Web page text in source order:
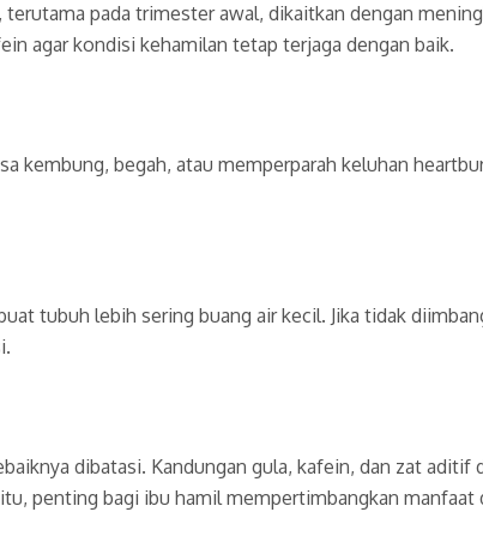
pada trimester awal, dikaitkan dengan
agar kondisi kehamilan tetap terjaga dengan baik.
kembung, begah, atau memperparah keluhan
tubuh lebih sering buang air kecil. Jika tidak
dibatasi. Kandungan gula, kafein, dan zat
penting bagi ibu hamil mempertimbangkan